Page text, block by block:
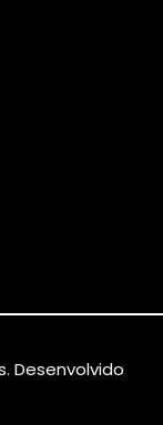
Desenvolvido